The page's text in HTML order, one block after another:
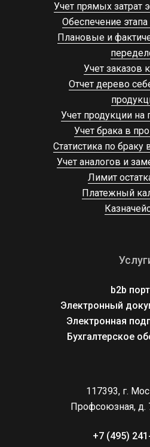
Учет прямых затрат
Обеспечение
Плановые и
Учет заказов
Отчет дерево
Учет продукции на
Учет брака в
Статистика по браку
Учет аналогов и
Лимит
Платежный
b2b
Электронный
Электронная
Бухгалтерское
+7 (495)
117393, г.
Профсоюзная, д.